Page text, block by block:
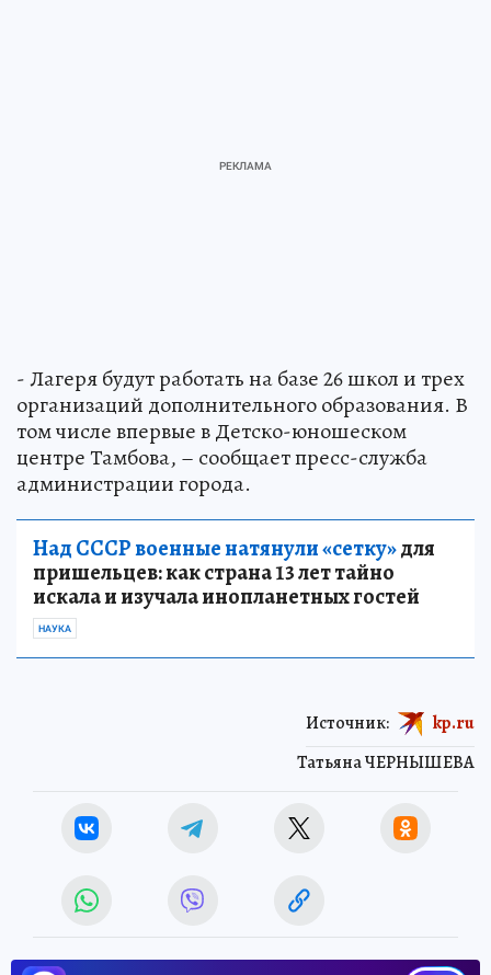
- Лагеря будут работать на базе 26 школ и трех
организаций дополнительного образования. В
том числе впервые в Детско-юношеском
центре Тамбова, – сообщает пресс-служба
администрации города.
Над СССР военные натянули «сетку»для
пришельцев: как страна 13 лет тайно
искала и изучала инопланетных гостей
НАУКА
Татьяна ЧЕРНЫШЕВА
Источник: kp.ru